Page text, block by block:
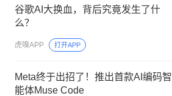
谷歌AI大换血，背后究竟发生了什
么？
虎嗅APP 打开APP
Meta终于出招了！推出首款AI编码智
能体Muse Code